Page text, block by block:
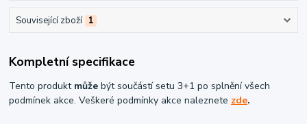
Související zboží 1
Kompletní specifikace
Tento produkt může být součástí setu 3+1 po splnění všech
podmínek akce. Veškeré podmínky akce naleznete zde.